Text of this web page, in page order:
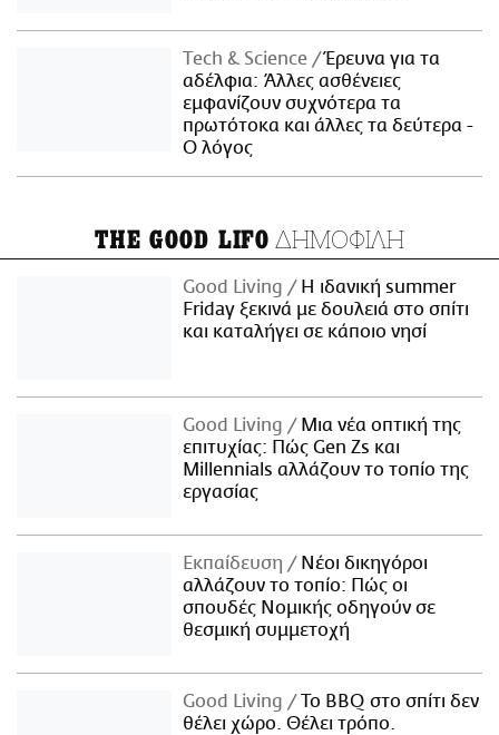
Τech & Science
Έρευνα για τα
αδέλφια: Άλλες ασθένειες
εμφανίζουν συχνότερα τα
πρωτότοκα και άλλες τα δεύτερα -
Ο λόγος
THE GOOD LIFO ΔΗΜΟΦΙΛΗ
Good Living
Η ιδανική summer
Friday ξεκινά με δουλειά στο σπίτι
και καταλήγει σε κάποιο νησί
Good Living
Μια νέα οπτική της
επιτυχίας: Πώς Gen Zs και
Millennials αλλάζουν το τοπίο της
εργασίας
Εκπαίδευση
Νέοι δικηγόροι
αλλάζουν το τοπίο: Πώς οι
σπουδές Νομικής οδηγούν σε
θεσμική συμμετοχή
Good Living
Το BBQ στο σπίτι δεν
θέλει χώρο. Θέλει τρόπο.